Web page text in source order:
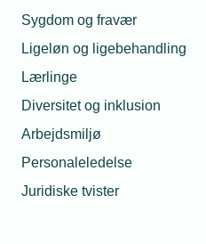
Sygdom og fravær
Ligeløn og ligebehandling
Lærlinge
Diversitet og inklusion
Arbejdsmiljø
Personaleledelse
Juridiske tvister
E-mail*
Husk mine oplysninger
Log ind